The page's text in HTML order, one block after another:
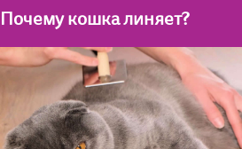
Почему кошка линяет?